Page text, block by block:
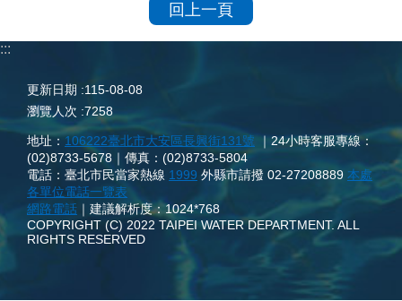
回上一頁
:::
更新日期
115-08-08
瀏覽人次 7258
地址： 106222臺北市大安區長興街131號 ｜24小時客服專線：
(02)8733-5678｜傳真：(02)8733-5804
電話：臺北市民當家熱線 1999 外縣市請撥 02-27208889 本處
各單位電話一覽表
網路電話 ｜建議解析度：1024*768
COPYRIGHT (C) 2022 TAIPEI WATER DEPARTMENT. ALL
RIGHTS RESERVED